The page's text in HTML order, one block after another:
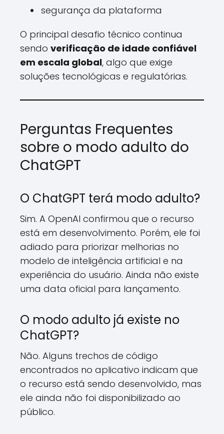
segurança da plataforma
O principal desafio técnico continua
sendo verificação de idade confiável
em escala global, algo que exige
soluções tecnológicas e regulatórias.
Perguntas Frequentes
sobre o modo adulto do
ChatGPT
O ChatGPT terá modo adulto?
Sim. A OpenAI confirmou que o recurso
está em desenvolvimento. Porém, ele foi
adiado para priorizar melhorias no
modelo de inteligência artificial e na
experiência do usuário. Ainda não existe
uma data oficial para lançamento.
O modo adulto já existe no
ChatGPT?
Não. Alguns trechos de código
encontrados no aplicativo indicam que
o recurso está sendo desenvolvido, mas
ele ainda não foi disponibilizado ao
público.